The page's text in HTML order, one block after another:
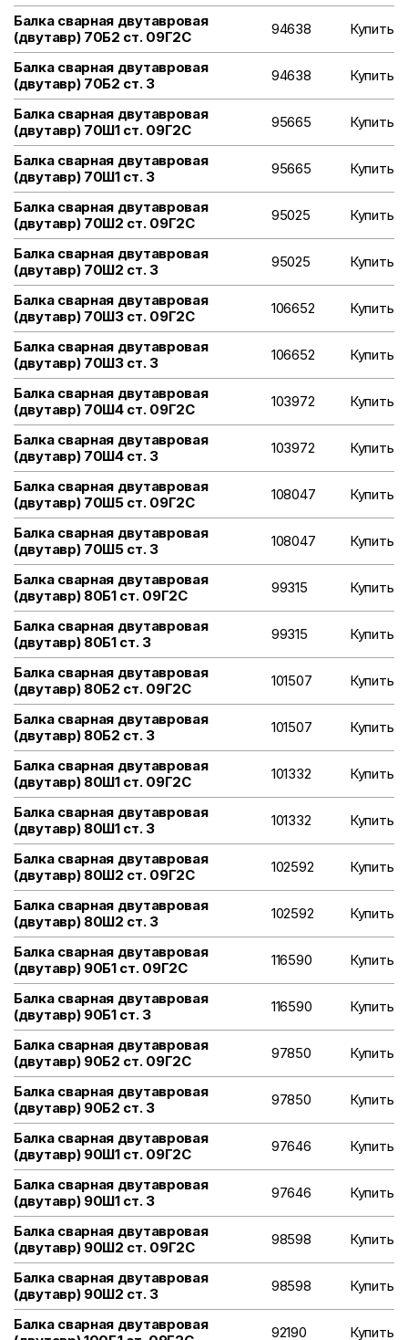
Балка сварная двутавровая
(двутавр) 70Б2 ст. 09Г2С
94638 Купить
Балка сварная двутавровая
(двутавр) 70Б2 ст. 3
94638 Купить
Балка сварная двутавровая
(двутавр) 70Ш1 ст. 09Г2С
95665 Купить
Балка сварная двутавровая
(двутавр) 70Ш1 ст. 3
95665 Купить
Балка сварная двутавровая
(двутавр) 70Ш2 ст. 09Г2С
95025 Купить
Балка сварная двутавровая
(двутавр) 70Ш2 ст. 3
95025 Купить
Балка сварная двутавровая
(двутавр) 70Ш3 ст. 09Г2С
106652 Купить
Балка сварная двутавровая
(двутавр) 70Ш3 ст. 3
106652 Купить
Балка сварная двутавровая
(двутавр) 70Ш4 ст. 09Г2С
103972 Купить
Балка сварная двутавровая
(двутавр) 70Ш4 ст. 3
103972 Купить
Балка сварная двутавровая
(двутавр) 70Ш5 ст. 09Г2С
108047 Купить
Балка сварная двутавровая
(двутавр) 70Ш5 ст. 3
108047 Купить
Балка сварная двутавровая
(двутавр) 80Б1 ст. 09Г2С
99315 Купить
Балка сварная двутавровая
(двутавр) 80Б1 ст. 3
99315 Купить
Балка сварная двутавровая
(двутавр) 80Б2 ст. 09Г2С
101507 Купить
Балка сварная двутавровая
(двутавр) 80Б2 ст. 3
101507 Купить
Балка сварная двутавровая
(двутавр) 80Ш1 ст. 09Г2С
101332 Купить
Балка сварная двутавровая
(двутавр) 80Ш1 ст. 3
101332 Купить
Балка сварная двутавровая
(двутавр) 80Ш2 ст. 09Г2С
102592 Купить
Балка сварная двутавровая
(двутавр) 80Ш2 ст. 3
102592 Купить
Балка сварная двутавровая
(двутавр) 90Б1 ст. 09Г2С
116590 Купить
Балка сварная двутавровая
(двутавр) 90Б1 ст. 3
116590 Купить
Балка сварная двутавровая
(двутавр) 90Б2 ст. 09Г2С
97850 Купить
Балка сварная двутавровая
(двутавр) 90Б2 ст. 3
97850 Купить
Балка сварная двутавровая
(двутавр) 90Ш1 ст. 09Г2С
97646 Купить
Балка сварная двутавровая
(двутавр) 90Ш1 ст. 3
97646 Купить
Балка сварная двутавровая
(двутавр) 90Ш2 ст. 09Г2С
98598 Купить
Балка сварная двутавровая
(двутавр) 90Ш2 ст. 3
98598 Купить
Балка сварная двутавровая
92190 Купить